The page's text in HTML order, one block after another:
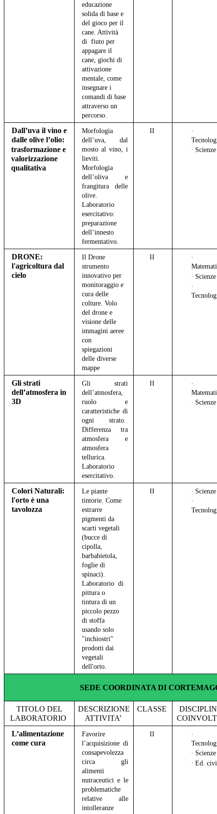
educazione
solida di base e
del gioco per il
cane. Attività
di fiuto per
appagare il
cane, giochi di
attivazione
mentale, come
insegnare i
comandi di base
attraverso un
percorso.
Dall’uva il vino e
dalle olive l’olio:
trasformazione e
valorizzazione
qualitativa
Morfologia
dell’uva, dal
mosto al vino, i
lieviti.
Morfologia
dell’oliva e
frangitura delle
olive.
Laboratorio
esercitativo:
preparazione
dell’innesto
fermentativo.
II
∙
∙
DRONE:
l'agricoltura dal
cielo
Il Drone
strumento
innovativo per
monitoraggio e
cura delle
colture. Volo
del drone e
visione delle
immagini aeree
con
spiegazioni
delle diverse
mappe
II
∙
∙
∙
Gli strati
dell’atmosfera in
3D
Gli strati
dell’atmosfera,
ruolo e
caratteristiche di
ogni strato.
Differenza tra
atmosfera e
atmosfera
tellurica.
Laboratorio
esercitativo.
II
∙
∙ Scienze
Colori Naturali:
l'orto è una
tavolozza
Le piante
tintorie. Come
estrarre
pigmenti da
scarti vegetali
(bucce di
cipolla,
barbabietola,
foglie di
spinaci).
Laboratorio di
pittura o
tintura di un
piccolo pezzo
di stoffa
usando solo
"inchiostri"
prodotti dai
vegetali
dell'orto.
II
∙
∙
SEDE COORDINATA DI
TITOLO DEL
LABORATORIO
DESCRIZIONE
ATTIVITA’
CLASSE
L’alimentazione
come cura
Favorire
l’acquisizione di
consapevolezza
circa gli
alimenti
nutraceutici e le
problematiche
relative alle
intolleranze
II
∙
∙
∙ Ed.